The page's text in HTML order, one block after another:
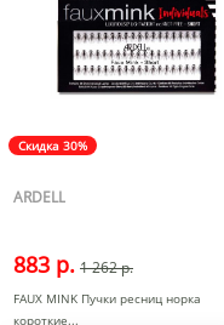
Скидка 30%
ARDELL
883 р. 1 262 р.
FAUX MINK Пучки ресниц норка
короткие